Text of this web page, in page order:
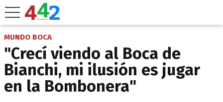
MUNDO BOCA
"Crecí viendo al Boca de
Bianchi, mi ilusión es jugar
en la Bombonera"